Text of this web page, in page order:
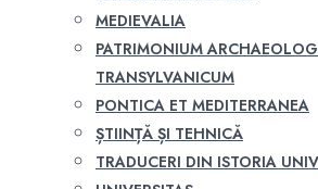
MEDIEVALIA
PATRIMONIUM
TRANSYLVANICUM
PONTICA ET MEDITERRANEA
ȘTIINȚĂ ȘI TEHNICĂ
TRADUCERI DIN ISTORIA